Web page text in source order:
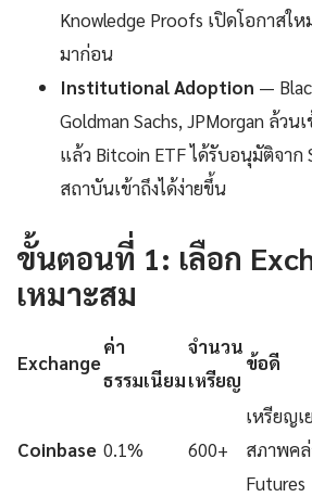
Knowledge Proofs เปิดโอกาสใ
มาก่อน
Institutional Adoption —
Goldman Sachs, JPMorgan ล้วน
แล้ว Bitcoin ETF ได้รับอนุมัติจาก
สถาบันเข้าถึงได้ง่ายขึ้น
ขั้นตอนที่ 1: เลือก
เหมาะสม
Exchange
ค่า
ธรรมเนียม
จำนวน
เหรียญ
ข้อดี
Coinbase 0.1% 600+
เหรียญเ
สภาพค
Futures